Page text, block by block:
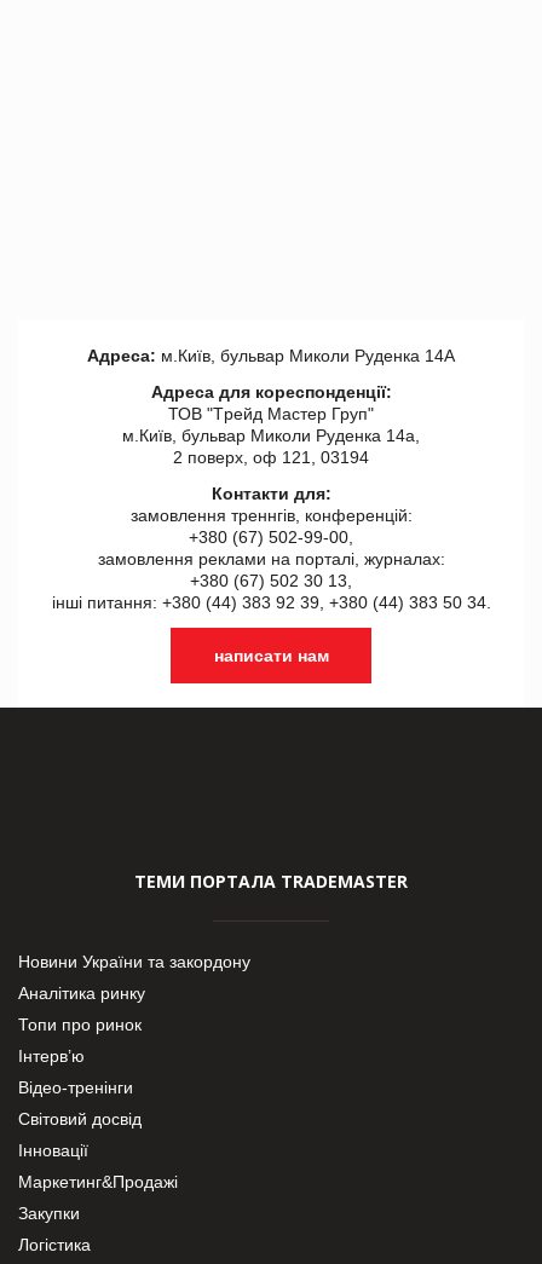
Адреса: м.Київ, бульвар Миколи Руденка 14А
Адреса для кореспонденції:
ТОВ "Tрейд Мастер Груп"
м.Київ, бульвар Миколи Руденка 14а,
2 поверх, оф 121, 03194
Контакти для:
замовлення треннгів, конференцій:
+380 (67) 502-99-00,
замовлення реклами на порталі, журналах:
+380 (67) 502 30 13,
інші питання: +380 (44) 383 92 39, +380 (44) 383 50 34.
написати нам
ТЕМИ ПОРТАЛА TRADEMASTER
Новини України та закордону
Аналітика ринку
Топи про ринок
Інтерв’ю
Відео-тренінги
Світовий досвід
Інновації
Маркетинг&Продажі
Закупки
Логістика